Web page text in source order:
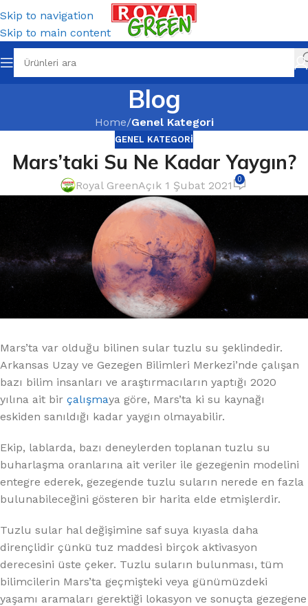
Skip to navigation
Skip to main content
Blog
Home/Genel Kategori
GENEL KATEGORI
Mars’taki Su Ne Kadar Yaygın?
Royal GreenAçık 1 Şubat 2021 0
Mars’ta var olduğu bilinen sular tuzlu su şeklindedir.
Arkansas Uzay ve Gezegen Bilimleri Merkezi’nde çalışan
bazı bilim insanları ve araştırmacıların yaptığı 2020
yılına ait bir çalışmaya göre, Mars’ta ki su kaynağı
eskiden sanıldığı kadar yaygın olmayabilir.
Ekip, lablarda, bazı deneylerden toplanan tuzlu su
buharlaşma oranlarına ait veriler ile gezegenin modelini
entegre ederek, gezegende tuzlu suların nerede en fazla
bulunabileceğini gösteren bir harita elde etmişlerdir.
Tuzlu sular hal değişimine saf suya kıyasla daha
dirençlidir çünkü tuz maddesi birçok aktivasyon
derecesini üste çeker. Tuzlu suların bulunması, tüm
bilimcilerin Mars’ta geçmişteki veya günümüzdeki
yaşamı aramaları gerektiği lokasyon ve sonuçta gezegene